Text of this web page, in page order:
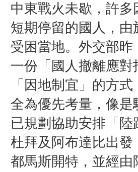
中東戰火未歇，許多
短期停留的國人，由
受困當地。外交部昨
一份「國人撤離應對
「因地制宜」的方
全為優先考量，像是
已規劃協助安排「陸
杜拜及阿布達比出發
都馬斯開特，並經由